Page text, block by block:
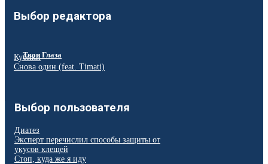
Выбор редактора
Твои Глаза
Кубики
Снова один (feat. Timati)
Выбор пользователя
Диатез
Эксперт перечислил способы защиты от
укусов клещей
Стоп, куда же я иду